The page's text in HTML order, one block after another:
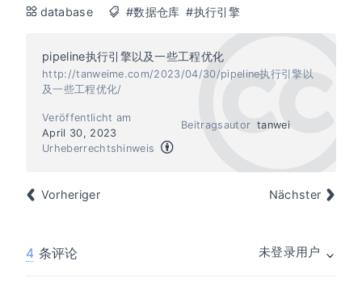
database #数据仓库 #执行引擎
pipeline执行引擎以及一些工程优化
http://tanweime.com/2023/04/30/pipeline执行引擎以
及一些工程优化/
Beitragsautor tanwei
Veröffentlicht am
April 30, 2023
Urheberrechtshinweis
Vorheriger Nächster
4 条评论 未登录用户